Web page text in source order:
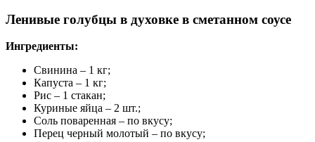
Ленивые голубцы в духовке в сметанном соусе
Ингредиенты:
Свинина – 1 кг;
Капуста – 1 кг;
Рис – 1 стакан;
Куриные яйца – 2 шт.;
Соль поваренная – по вкусу;
Перец черный молотый – по вкусу;